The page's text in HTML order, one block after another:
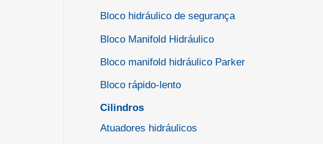
Bloco hidráulico de segurança
Bloco Manifold Hidráulico
Bloco manifold hidráulico Parker
Bloco rápido-lento
Cilindros
Atuadores hidráulicos